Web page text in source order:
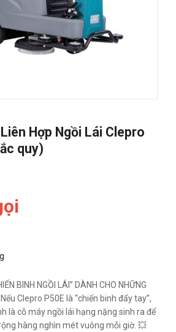
Hợp Ngồi Lái Clepro
quy)
BINH NGỒI LÁI” DÀNH CHO NHỮNG
Clepro P50E là “chiến binh đẩy tay”,
là cỗ máy ngồi lái hạng nặng sinh ra để
hàng nghìn mét vuông mỗi giờ. 💥